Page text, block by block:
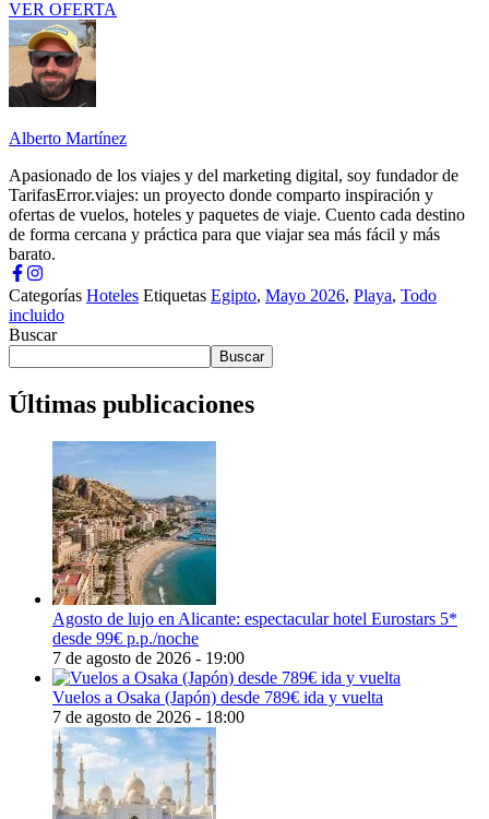
VER OFERTA
Alberto Martínez
Apasionado de los viajes y del marketing digital, soy fundador de
TarifasError.viajes: un proyecto donde comparto inspiración y
ofertas de vuelos, hoteles y paquetes de viaje. Cuento cada destino
de forma cercana y práctica para que viajar sea más fácil y más
barato.
Categorías Hoteles Etiquetas Egipto, Mayo 2026, Playa, Todo
incluido
Buscar
Buscar
Últimas publicaciones
Agosto de lujo en Alicante: espectacular hotel Eurostars 5*
desde 99€ p.p./noche
7 de agosto de 2026 - 19:00
Vuelos a Osaka (Japón) desde 789€ ida y vuelta
7 de agosto de 2026 - 18:00